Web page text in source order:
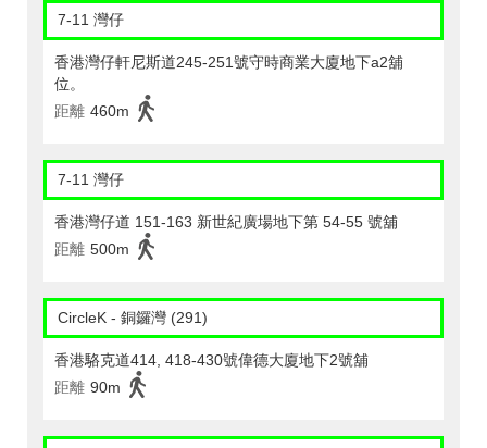
7-11 灣仔
香港灣仔軒尼斯道245-251號守時商業大廈地下a2舖
位。
距離 460m
7-11 灣仔
香港灣仔道 151-163 新世紀廣場地下第 54-55 號舖
距離 500m
CircleK - 銅鑼灣 (291)
香港駱克道414, 418-430號偉德大廈地下2號舖
距離 90m